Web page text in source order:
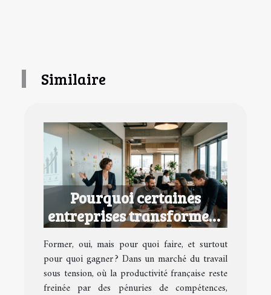
Similaire
Pourquoi certaines
entreprises transforment
la formation en avantage
concurrentiel
Former, oui, mais pour quoi faire, et surtout
pour quoi gagner ? Dans un marché du travail
sous tension, où la productivité française reste
freinée par des pénuries de compétences,